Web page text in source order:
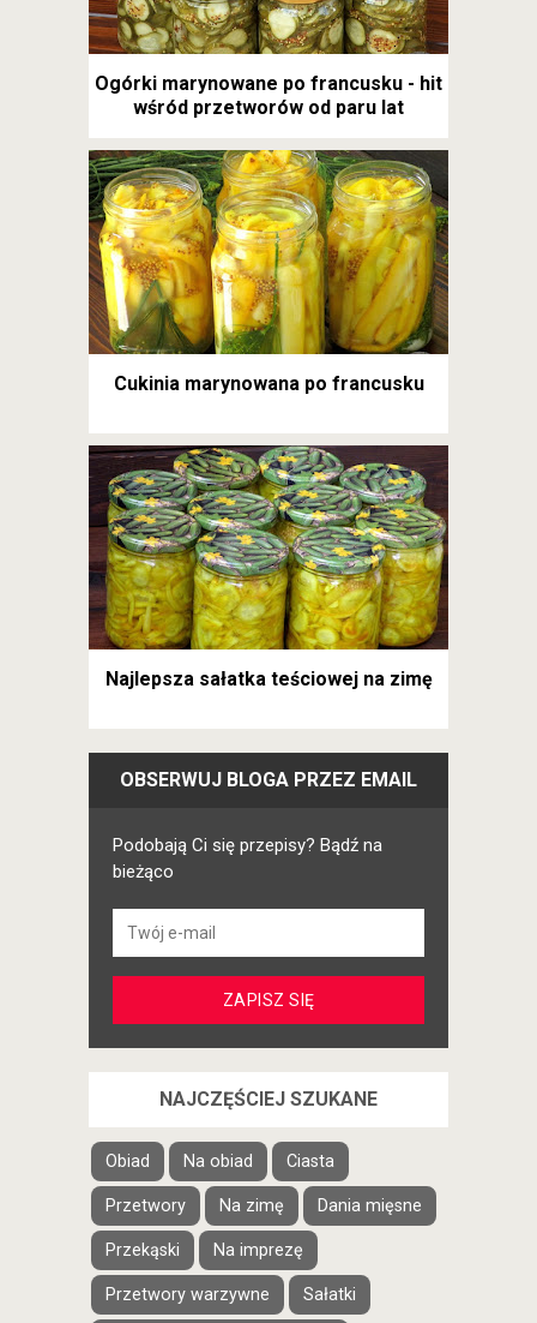
Ogórki marynowane po francusku - hit
wśród przetworów od paru lat
Cukinia marynowana po francusku
Najlepsza sałatka teściowej na zimę
OBSERWUJ BLOGA PRZEZ EMAIL
Podobają Ci się przepisy? Bądź na
bieżąco
NAJCZĘŚCIEJ SZUKANE
Obiad Na obiad Ciasta
Przetwory Na zimę Dania mięsne
Przekąski Na imprezę
Przetwory warzywne Sałatki